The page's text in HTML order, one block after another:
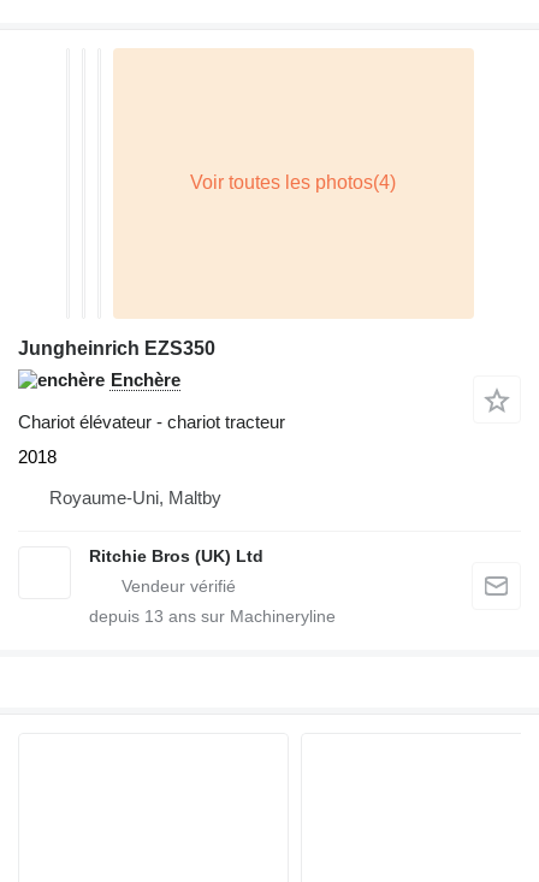
Jungheinrich EZS350
Enchère
Chariot élévateur - chariot tracteur
2018
Royaume-Uni, Maltby
Ritchie Bros (UK) Ltd
depuis 13 ans sur Machineryline